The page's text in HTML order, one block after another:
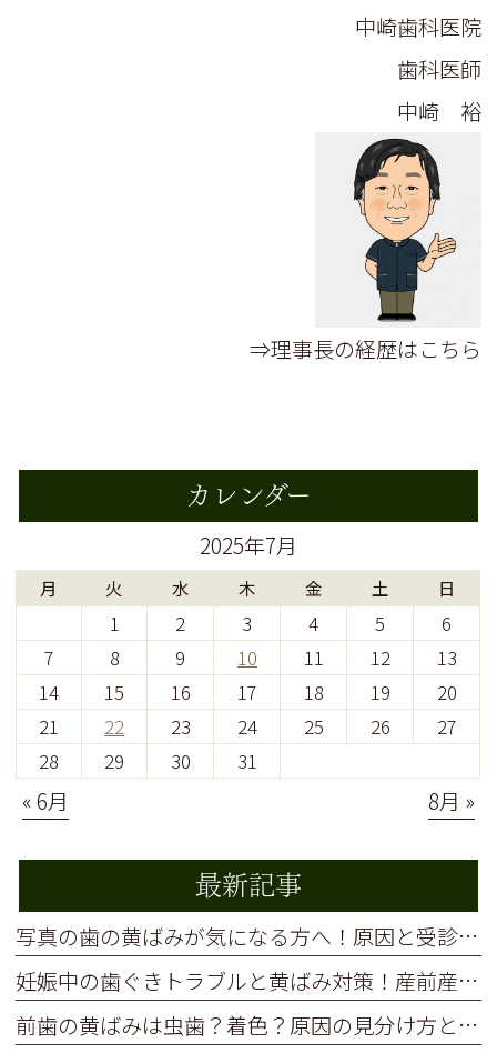
中崎歯科医院
歯科医師
中崎 裕
⇒理事長の経歴はこちら
カレンダー
2025年7月
月 火 水 木 金 土 日
1 2 3 4 5
6
7
8 9 10 11 12
13
14
15 16 17 18 19
20
21
22 23 24 25 26
27
28
29 30 31
« 6月 8月 »
最新記事
写真の歯の黄ばみが気になる方へ！原因と受診前の準備を解説
妊娠中の歯ぐきトラブルと黄ばみ対策！産前産後に受けるべき歯科ケア
前歯の黄ばみは虫歯？着色？原因の見分け方と安全な白い歯の作り方